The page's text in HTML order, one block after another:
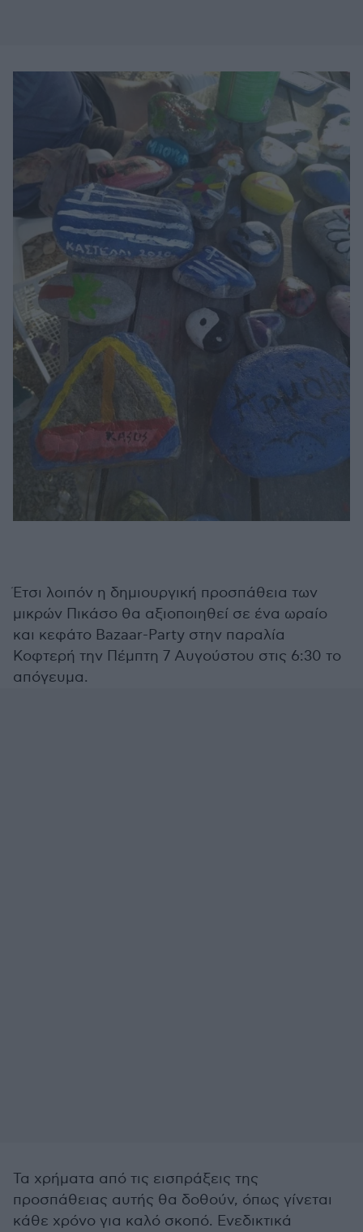
Έτσι λοιπόν η δημιουργική προσπάθεια των
μικρών Πικάσο θα αξιοποιηθεί σε ένα ωραίο
και κεφάτο Bazaar-Party στην παραλία
Κοφτερή την Πέμπτη 7 Αυγούστου στις 6:30 το
απόγευμα.
Τα χρήματα από τις εισπράξεις της
προσπάθειας αυτής θα δοθούν, όπως γίνεται
κάθε χρόνο για καλό σκοπό. Ενεδικτικά